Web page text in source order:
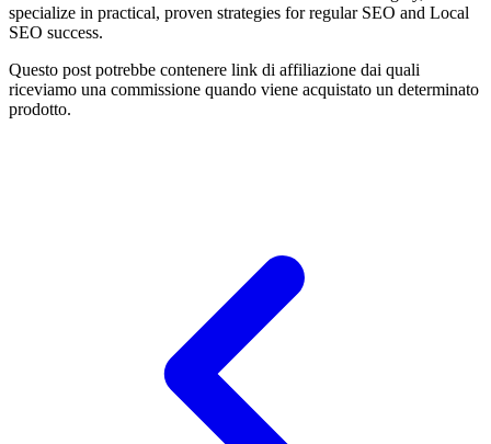
specialize in practical, proven strategies for regular SEO and Local
SEO success.
Questo post potrebbe contenere link di affiliazione dai quali
riceviamo una commissione quando viene acquistato un determinato
prodotto.